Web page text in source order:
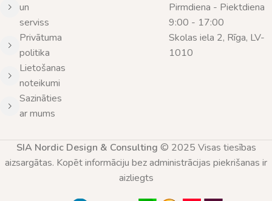
un
serviss
Privātuma
politika
Lietošanas
noteikumi
Sazināties
ar mums
Pirmdiena - Piektdiena
9:00 - 17:00
Skolas iela 2, Rīga, LV-
1010
SIA Nordic Design & Consulting © 2025 Visas tiesības
aizsargātas. Kopēt informāciju bez administrācijas piekrišanas ir
aizliegts